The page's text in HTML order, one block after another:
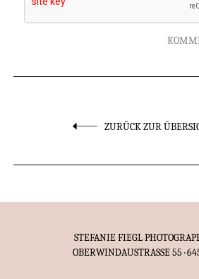
ZURÜCK ZUR
STEFANIE FIEGL
OBERWINDAUSTRASSE 55 ·